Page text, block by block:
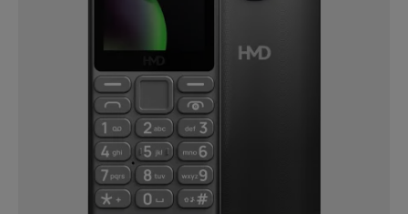
GSM/GPRS 900/1800, WCDMA,
LTE Cat1 (1)
GSM/GPRS, WCDMA, LTE Cat1 (1)